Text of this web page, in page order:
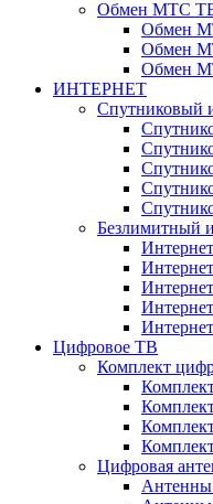
Обмен МТС
Обмен
Обмен
Обмен
ИНТЕРНЕТ
Спутниковый
Безлимитный
Цифровое ТВ
Комплект
Цифровая
Антенны